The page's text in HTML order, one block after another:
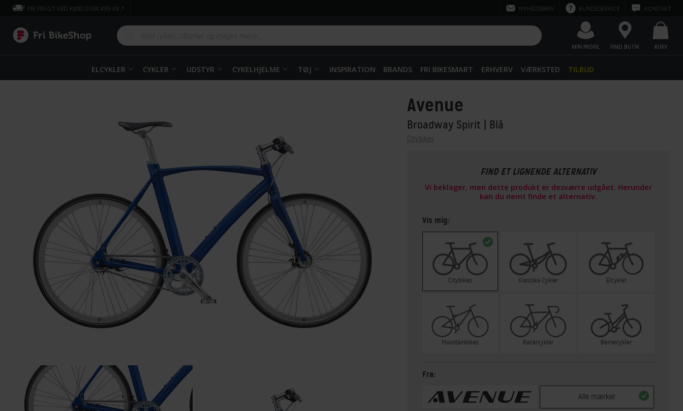
FRI FRAGT VED KØB OVER 499 KR.* NYHEDSBREV KUNDESERVICE KONTAKT
MIN PROFIL FIND BUTIK KURV
ELCYKLER CYKLER UDSTYR CYKELHJELME TØJ INSPIRATION BRANDS FRI BIKESMART ERHVERV VÆRKSTED TILBUD
Avenue
Broadway Spirit | Blå
Citybikes
FIND ET LIGNENDE ALTERNATIV
Vi beklager, men dette produkt er desværre udgået. Herunder
kan du nemt finde et alternativ.
Vis mig:
Citybikes Klasiske Cykler Elcykler
Mountainbikes Racercykler Børnecykler
Fra:
Alle mærker